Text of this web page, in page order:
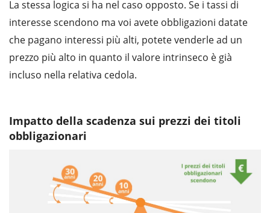
La stessa logica si ha nel caso opposto. Se i tassi di
interesse scendono ma voi avete obbligazioni datate
che pagano interessi più alti, potete venderle ad un
prezzo più alto in quanto il valore intrinseco è già
incluso nella relativa cedola.
Impatto della scadenza sui prezzi dei titoli
obbligazionari